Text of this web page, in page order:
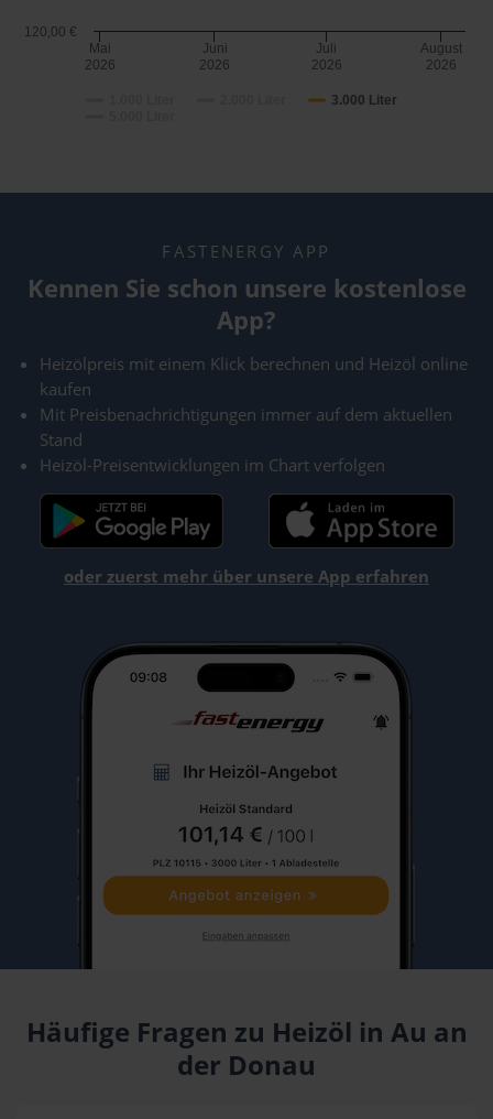
3.000 Liter
Mai
2026
Juni
2026
Juli
2026
August
2026
120,00 €
FASTENERGY APP
Kennen Sie schon unsere kostenlose
App?
Heizölpreis mit einem Klick berechnen und Heizöl online
kaufen
Mit Preisbenachrichtigungen immer auf dem aktuellen
Stand
Heizöl-Preisentwicklungen im Chart verfolgen
oder zuerst mehr über unsere App erfahren
Häufige Fragen zu Heizöl in Au an
der Donau